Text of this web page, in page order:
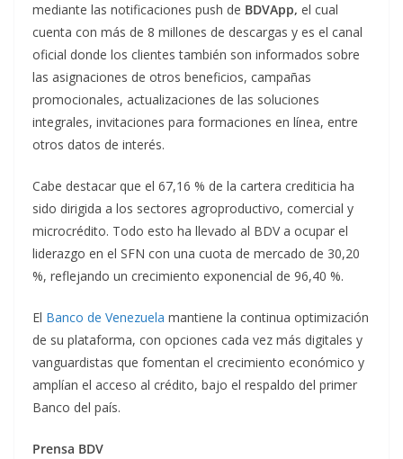
mediante las notificaciones push de BDVApp, el cual
cuenta con más de 8 millones de descargas y es el canal
oficial donde los clientes también son informados sobre
las asignaciones de otros beneficios, campañas
promocionales, actualizaciones de las soluciones
integrales, invitaciones para formaciones en línea, entre
otros datos de interés.
Cabe destacar que el 67,16 % de la cartera crediticia ha
sido dirigida a los sectores agroproductivo, comercial y
microcrédito. Todo esto ha llevado al BDV a ocupar el
liderazgo en el SFN con una cuota de mercado de 30,20
%, reflejando un crecimiento exponencial de 96,40 %.
El Banco de Venezuela mantiene la continua optimización
de su plataforma, con opciones cada vez más digitales y
vanguardistas que fomentan el crecimiento económico y
amplían el acceso al crédito, bajo el respaldo del primer
Banco del país.
Prensa BDV